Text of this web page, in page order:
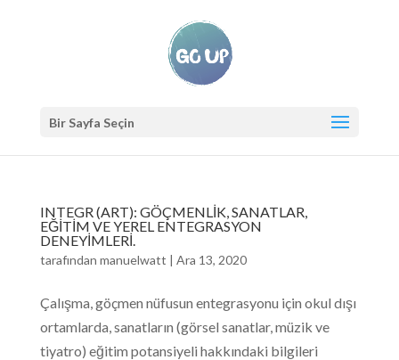
Bir Sayfa Seçin
INTEGR (ART): GÖÇMENLİK, SANATLAR,
EĞİTİM VE YEREL ENTEGRASYON
DENEYİMLERİ.
tarafından manuelwatt | Ara 13, 2020
Çalışma, göçmen nüfusun entegrasyonu için okul dışı
ortamlarda, sanatların (görsel sanatlar, müzik ve
tiyatro) eğitim potansiyeli hakkındaki bilgileri